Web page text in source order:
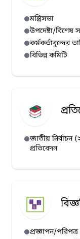
মন্ত্রিসভা
উপদেষ্টা/বিশেষ
কর্মকর্তাবৃন্দের
বিভিন্ন কমিটি
জাতীয়
প্রতিবেদন
প্রজ্ঞাপন/পরিপত্র